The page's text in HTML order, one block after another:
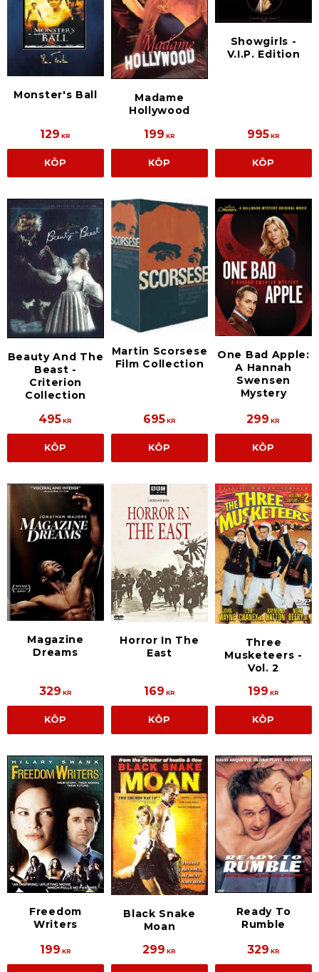
Monster's Ball
129 KR
KÖP
Madame
Hollywood
199 KR
KÖP
Showgirls -
V.I.P. Edition
995KR
KÖP
Beauty And The
Beast -
Criterion
Collection
495 KR
KÖP
Martin Scorsese
Film Collection
695KR
KÖP
One Bad Apple:
A Hannah
Swensen
Mystery
299 KR
KÖP
Magazine
Dreams
329 KR
KÖP
Horror In The
East
169 KR
KÖP
Three
Musketeers -
Vol. 2
199 KR
KÖP
Freedom
Writers
199 KR
Black Snake
Moan
299 KR
Ready To
Rumble
329 KR